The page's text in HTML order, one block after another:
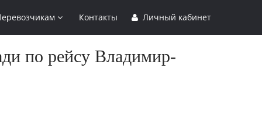
Контакты Личный кабинет
по рейсу Владимир-